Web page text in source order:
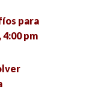
para
pm